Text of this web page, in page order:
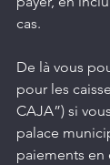
cas.
De là vous
pour les
CAJA”) si
palace
paiements en